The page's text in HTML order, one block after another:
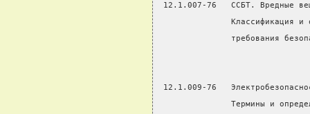
12.1.007-76   ССБТ. Вредные
Классификация и
требования
12.1.009-76
Термины и